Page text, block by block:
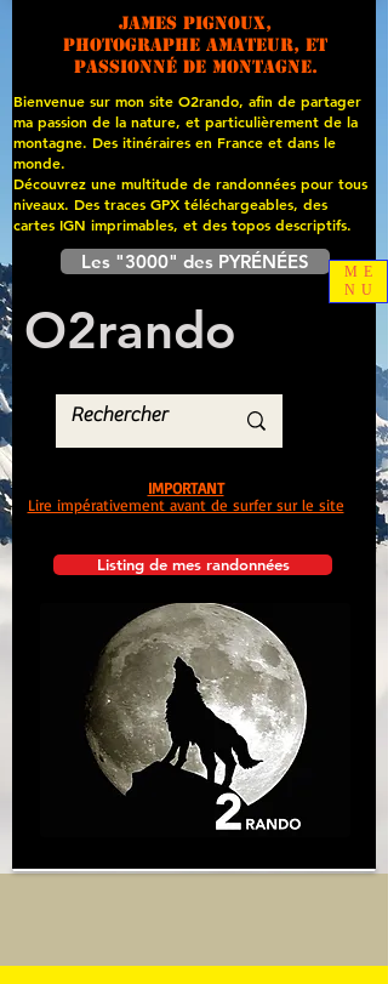
James PIGNOUX,
photographe amateur, et
passionné de montagne.
Bienvenue sur mon site O2rando, afin de partager
ma passion de la nature, et particulièrement de la
montagne. Des itinéraires en France et dans le
monde.
Découvrez une multitude de randonnées pour tous
niveaux. Des traces GPX téléchargeables, des
cartes IGN imprimables, et des topos descriptifs.
Les "3000" des PYRÉNÉES
O2rando
Listing de mes randonnées
IMPORTANT
Lire impérativement avant de surfer sur le site
ME
NU